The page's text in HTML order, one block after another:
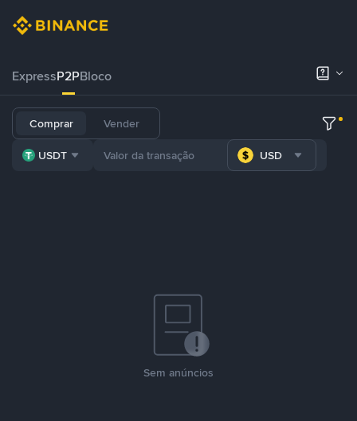
ExpressP2PBloco
Comprar Vender
USDT USD
Sem anúncios